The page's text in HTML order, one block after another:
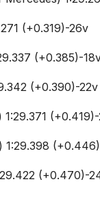
(+0.319)-26v
(+0.385)-
(+0.390)-22v
1:29.398
(+0.470)-